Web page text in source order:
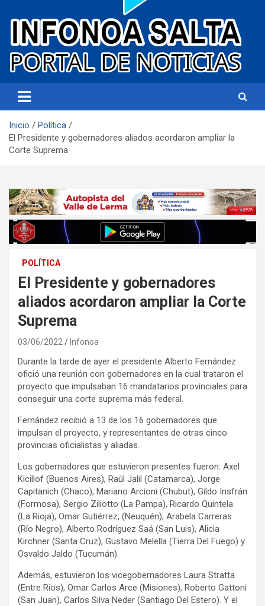
Infonoa Salta
Inicio
Política
El Presidente y gobernadores aliados acordaron ampliar la
Corte Suprema
POLÍTICA
El Presidente y gobernadores
aliados acordaron ampliar la Corte
Suprema
03/06/2022 Infonoa
Durante la tarde de ayer el presidente Alberto Fernández
ofició una reunión con gobernadores en la cual trataron el
proyecto que impulsaban 16 mandatarios provinciales para
conseguir una corte suprema más federal.
Fernández recibió a 13 de los 16 gobernadores que
impulsan el proyecto, y representantes de otras cinco
provincias oficialistas y aliadas.
Los gobernadores que estuvieron presentes fueron: Axel
Kicillof (Buenos Aires), Raúl Jalil (Catamarca), Jorge
Capitanich (Chaco), Mariano Arcioni (Chubut), Gildo Insfrán
(Formosa), Sergio Ziliotto (La Pampa), Ricardo Quintela
(La Rioja), Omar Gutiérrez, (Neuquén), Arabela Carreras
(Río Negro), Alberto Rodríguez Saá (San Luis), Alicia
Kirchner (Santa Cruz), Gustavo Melella (Tierra Del Fuego) y
Osvaldo Jaldo (Tucumán).
Además, estuvieron los vicegobernadores Laura Stratta
(Entre Ríos), Omar Carlos Arce (Misiones), Roberto Gattoni
(San Juan), Carlos Silva Neder (Santiago Del Estero). Y el